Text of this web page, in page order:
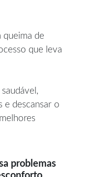
queima de
que leva
e descansar o
problemas